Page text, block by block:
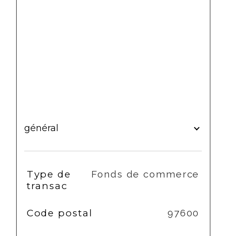
général
TRAD_SIROCCO_Caracteristique Valeurs
Type de
transac
Fonds de commerce
Code postal 97600